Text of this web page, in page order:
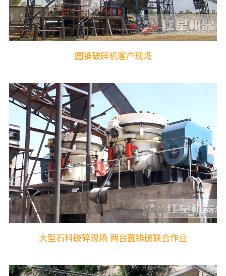
圆锥破碎机客户现场
大型石料破碎现场 两台圆锥破联合作业